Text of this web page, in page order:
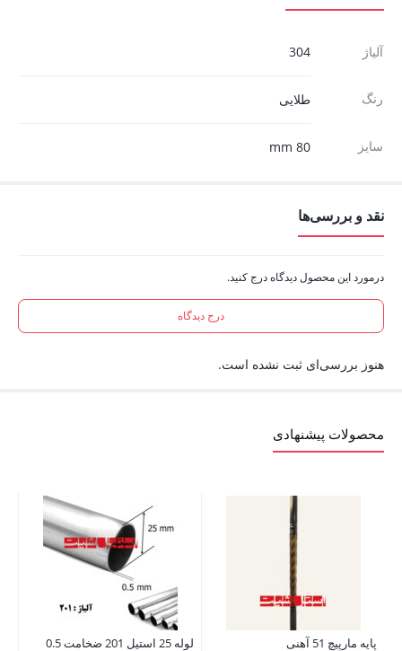
آلیاژ 304
رنگ طلایی
سایز 80 mm
نقد و بررسی‌ها
درمورد این محصول دیدگاه درج کنید.
درج دیدگاه
هنوز بررسی‌ای ثبت نشده است.
محصولات پیشنهادی
پایه مارپیچ 51 آهنی لوله 25 استیل 201 ضخامت 0.5